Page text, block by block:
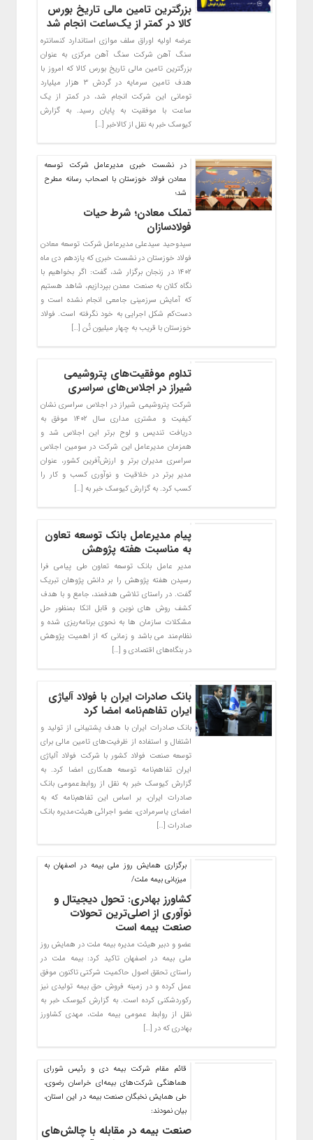
بزرگترین تامین مالی تاریخ بورس
کالا در کمتر از یک‌ساعت انجام شد
عرضه اولیه اوراق سلف موازی استاندارد کنسانتره
سنگ آهن شرکت سنگ آهن مرکزی به عنوان
بزرگترین تامین مالی تاریخ بورس کالا که امروز با
هدف تامین سرمایه در گردش ۳ هزار میلیارد
تومانی این شرکت انجام شد، در کمتر از یک
ساعت با موفقیت به پایان رسید. به گزارش
کیوسک خبر به نقل از کالاخبر […]
در نشست خبری مدیرعامل شرکت توسعه
معادن فولاد خوزستان با اصحاب رسانه مطرح
شد؛
تملک معادن؛ شرط حیات
فولادسازان
سیدوحید سیدعلی مدیرعامل شرکت توسعه معادن
فولاد خوزستان در نشست خبری که یازدهم دی ماه
۱۴۰۲ در زنجان برگزار شد، گفت: اگر بخواهیم با
نگاه کلان به صنعت معدن بپردازیم، شاهد هستیم
که آمایش سرزمینی جامعی انجام نشده است و
دست‌کم شکل اجرایی به خود نگرفته است. فولاد
خوزستان با قریب به چهار میلیون تُن […]
تداوم موفقیت‌های پتروشیمی
شیراز در اجلاس‌های سراسری
شرکت پتروشیمی شیراز در اجلاس سراسری نشان
کیفیت و مشتری مداری سال ۱۴۰۲ موفق به
دریافت تندیس و لوح برتر این اجلاس شد و
همزمان مدیرعامل این شرکت در سومین اجلاس
سراسری مدیران برتر و ارزش‌آفرین کشور، عنوان
مدیر برتر در خلاقیت و نوآوری کسب و کار را
کسب کرد. به گزارش کیوسک خبر به […]
پیام مدیرعامل بانک توسعه تعاون
به مناسبت هفته پژوهش
مدیر عامل بانک توسعه تعاون طی پیامی فرا
رسیدن هفته پژوهش را بر دانش پژوهان تبریک
گفت. در راستای تلاشی هدفمند، جامع و با هدف‌
کشف روش های نوین و قابل اتکا بمنظور حل
مشکلات سازمان ها به‌ نحوی برنامه‌ریزی شده و
نظام‌مند می باشد و زمانی که از اهمیت پژوهش
در بنگاه‌های اقتصادی و […]
بانک صادرات ایران با فولاد آلیاژی
ایران تفاهم‌نامه امضا کرد
​بانک صادرات ایران با هدف پشتیبانی از تولید و
اشتغال و استفاده از ظرفیت‌های تامین مالی برای
توسعه صنعت فولاد کشور با شرکت فولاد آلیاژی
ایران تفاهم‌نامه توسعه همکاری امضا کرد. به
گزارش کیوسک خبر به نقل از روابط‌عمومی بانک
صادرات ایران، بر اساس این تفاهم‌نامه که به
امضای یاسرمرادی، عضو اجرائی هیئت‌مدیره بانک
صادرات […]
برگزاری همایش روز ملی بیمه در اصفهان به
میزبانی بیمه ملت/
کشاورز بهادری: تحول دیجیتال و
نوآوری از اصلی‌ترین تحولات
صنعت بیمه است
عضو و دبیر هیئت مدیره بیمه ملت در همایش روز
ملی بیمه در اصفهان تاکید کرد: بیمه ملت در
راستای تحقق اصول حاکمیت شرکتی تاکنون موفق
عمل کرده و در زمینه فروش حق بیمه تولیدی نیز
رکوردشکنی کرده است. به گزارش کیوسک خبر به
نقل از روابط عمومی بیمه ملت، مهدی کشاورز
بهادری که در […]
قائم مقام شرکت بیمه دی و رئیس شورای
هماهنگی شرکت‌های بیمه‌ای خراسان رضوی،
طی همایش نخبگان صنعت بیمه در این استان،
بیان نمودند:
صنعت بیمه در مقابله با چالش‌ها‌ی